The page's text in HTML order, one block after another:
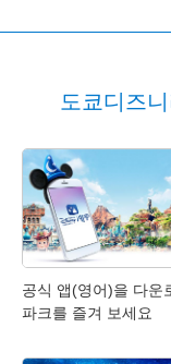
도쿄디즈
공식 앱(영어)을 다운
파크를 즐겨 보세요